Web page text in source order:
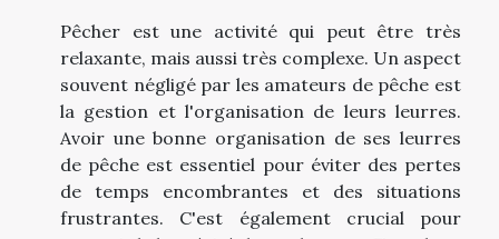
Pêcher est une activité qui peut être très
relaxante, mais aussi très complexe. Un aspect
souvent négligé par les amateurs de pêche est
la gestion et l'organisation de leurs leurres.
Avoir une bonne organisation de ses leurres
de pêche est essentiel pour éviter des pertes
de temps encombrantes et des situations
frustrantes. C'est également crucial pour